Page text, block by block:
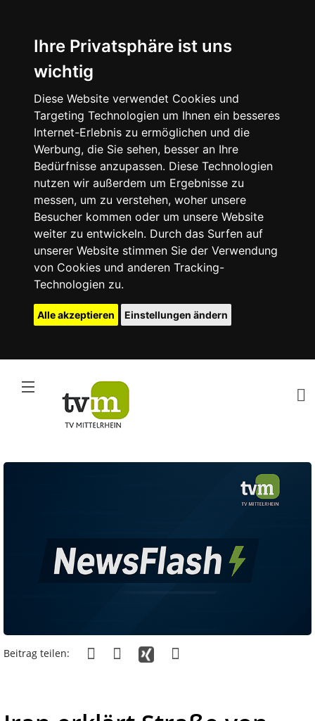
Ihre Privatsphäre ist uns
wichtig
Diese Website verwendet Cookies und
Targeting Technologien um Ihnen ein besseres
Internet-Erlebnis zu ermöglichen und die
Werbung, die Sie sehen, besser an Ihre
Bedürfnisse anzupassen. Diese Technologien
nutzen wir außerdem um Ergebnisse zu
messen, um zu verstehen, woher unsere
Besucher kommen oder um unsere Website
weiter zu entwickeln. Durch das Surfen auf
unserer Website stimmen Sie der Verwendung
von Cookies und anderen Tracking-
Technologien zu.
Alle akzeptieren Einstellungen ändern
Beitrag teilen: